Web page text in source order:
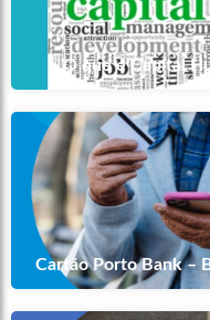
O que é Capital
Cartão Porto Bank –